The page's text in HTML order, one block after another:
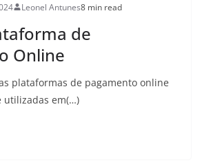
Leonel Antunes8 min read
de
Online
plataformas de pagamento online
utilizadas em(…)